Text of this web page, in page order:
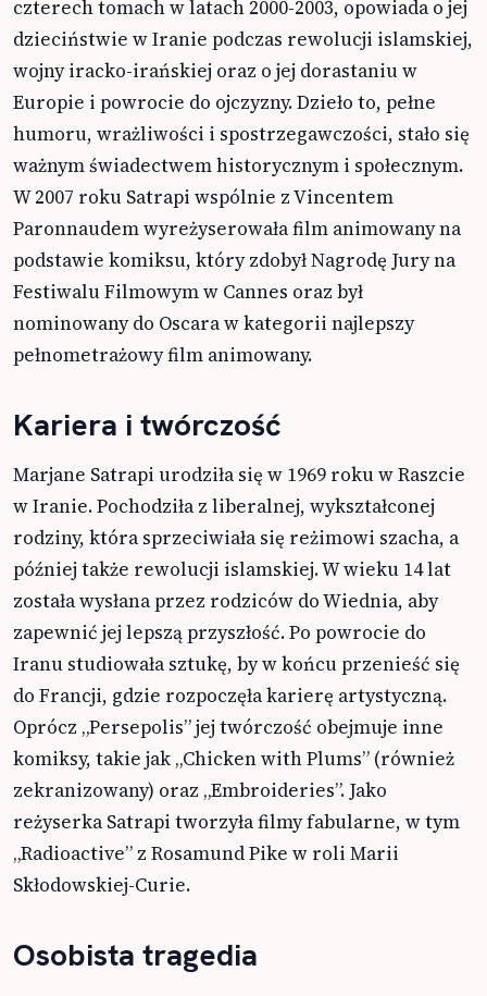
czterech tomach w latach 2000-2003, opowiada o jej
dzieciństwie w Iranie podczas rewolucji islamskiej,
wojny iracko-irańskiej oraz o jej dorastaniu w
Europie i powrocie do ojczyzny. Dzieło to, pełne
humoru, wrażliwości i spostrzegawczości, stało się
ważnym świadectwem historycznym i społecznym.
W 2007 roku Satrapi wspólnie z Vincentem
Paronnaudem wyreżyserowała film animowany na
podstawie komiksu, który zdobył Nagrodę Jury na
Festiwalu Filmowym w Cannes oraz był
nominowany do Oscara w kategorii najlepszy
pełnometrażowy film animowany.
Kariera i twórczość
Marjane Satrapi urodziła się w 1969 roku w Raszcie
w Iranie. Pochodziła z liberalnej, wykształconej
rodziny, która sprzeciwiała się reżimowi szacha, a
później także rewolucji islamskiej. W wieku 14 lat
została wysłana przez rodziców do Wiednia, aby
zapewnić jej lepszą przyszłość. Po powrocie do
Iranu studiowała sztukę, by w końcu przenieść się
do Francji, gdzie rozpoczęła karierę artystyczną.
Oprócz „Persepolis” jej twórczość obejmuje inne
komiksy, takie jak „Chicken with Plums” (również
zekranizowany) oraz „Embroideries”. Jako
reżyserka Satrapi tworzyła filmy fabularne, w tym
„Radioactive” z Rosamund Pike w roli Marii
Skłodowskiej-Curie.
Osobista tragedia